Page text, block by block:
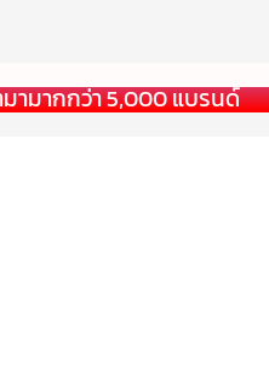
มากกว่า 5,000 แบรนด์